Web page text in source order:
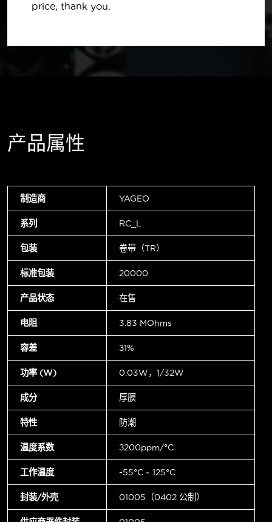
price, thank you.
产品属性
制造商 YAGEO
系列 RC_L
包装 卷带（TR）
标准包装 20000
产品状态 在售
电阻 3.83 MOhms
容差 ±1%
功率 (W) 0.03W，1/32W
成分 厚膜
特性 防潮
温度系数 ±200ppm/°C
工作温度 -55°C ~ 125°C
封装/外壳 01005（0402 公制）